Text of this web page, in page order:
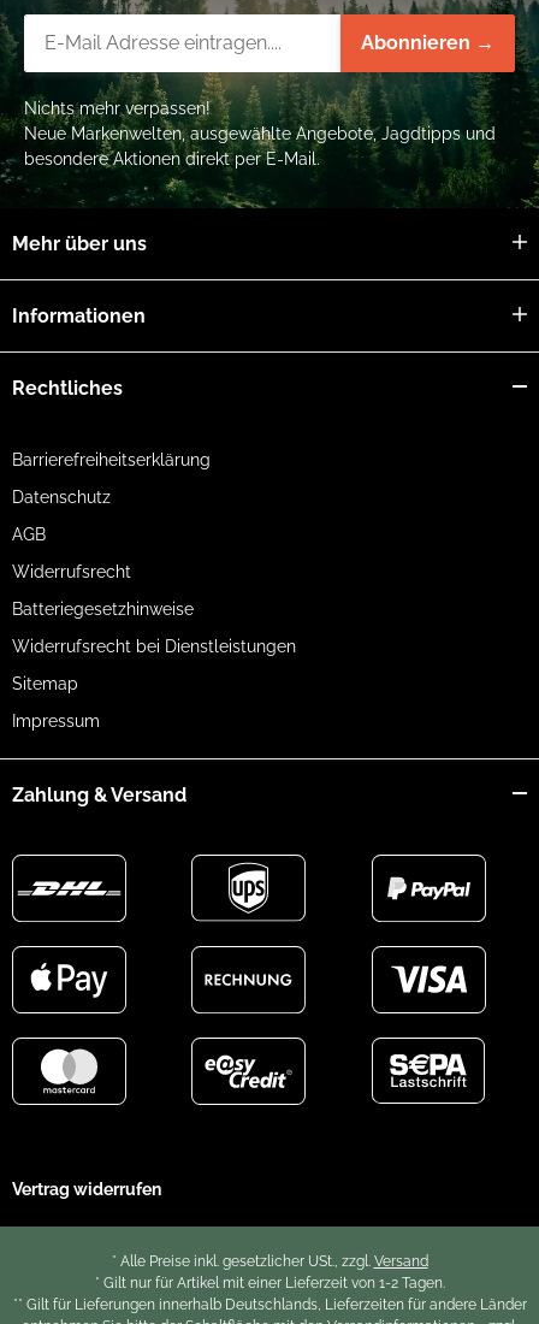
Abonnieren →
Nichts mehr verpassen!
Neue Markenwelten, ausgewählte Angebote, Jagdtipps und
besondere Aktionen direkt per E-Mail.
Mehr über uns
Informationen
Rechtliches
Barrierefreiheitserklärung
Datenschutz
AGB
Widerrufsrecht
Batteriegesetzhinweise
Widerrufsrecht bei Dienstleistungen
Sitemap
Impressum
Zahlung & Versand
Vertrag widerrufen
* Alle Preise inkl. gesetzlicher USt., zzgl. Versand
* Gilt nur für Artikel mit einer Lieferzeit von 1-2 Tagen.
** Gilt für Lieferungen innerhalb Deutschlands, Lieferzeiten für andere Länder